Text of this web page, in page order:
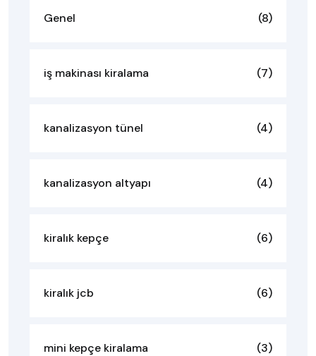
Genel (8)
iş makinası kiralama (7)
kanalizasyon tünel (4)
kanalizasyon altyapı (4)
kiralık kepçe (6)
kiralık jcb (6)
mini kepçe kiralama (3)